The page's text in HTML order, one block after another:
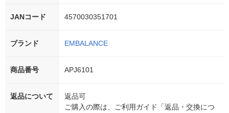
JANコード 4570030351701
ブランド EMBALANCE
商品番号 APJ6101
返品について
返品可
ご購入の際は、ご利用ガイド「返品・交換につ